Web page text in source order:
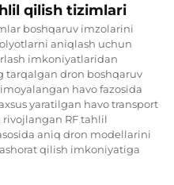
qilish tizimlari
boshqaruv imzolarini
aniqlash uchun
imkoniyatlaridan
tarqalgan dron boshqaruv
havo fazosida
yaratilgan havо transport
RF tahlil
aniq dron modellarini
qilish imkoniyatiga